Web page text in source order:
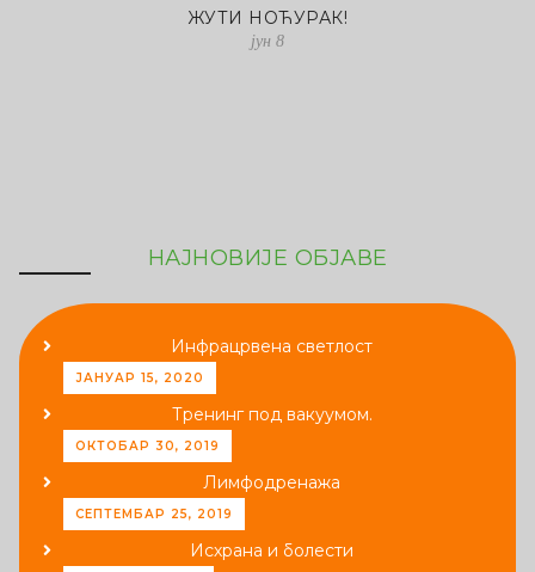
ЖУТИ НОЋУРАК!
јун 8
НАЈНОВИЈЕ ОБЈАВЕ
Инфрацрвена светлост
ЈАНУАР 15, 2020
Тренинг под вакуумом.
ОКТОБАР 30, 2019
Лимфодренажа
СЕПТЕМБАР 25, 2019
Исхрана и болести